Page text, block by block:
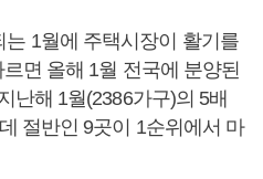
1월에 주택시장이 활기를
면 올해 1월 전국에 분양된
난해 1월(2386가구)의 5배
절반인 9곳이 1순위에서 마